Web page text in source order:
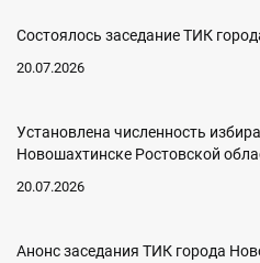
Состоялось заседание ТИК
20.07.2026
Установлена численность
Новошахтинске Ростовской
20.07.2026
Анонс заседания ТИК города